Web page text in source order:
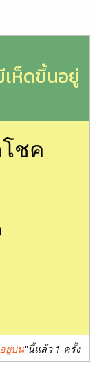
ห็ดขึ้นอยู่
ชค
ยู่บน"นี้แล้ว 1 ครั้ง